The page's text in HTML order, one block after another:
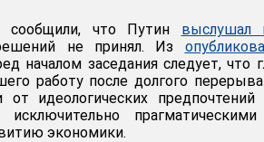
сообщили, что Путин выслушал
не принял. Из
началом заседания следует, что
работу после долгого
идеологических предпочтений
исключительно
экономики.